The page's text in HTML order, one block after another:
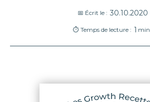
📅 Écrit le : 30.10.2020
⏱ Temps de lecture : 1 min